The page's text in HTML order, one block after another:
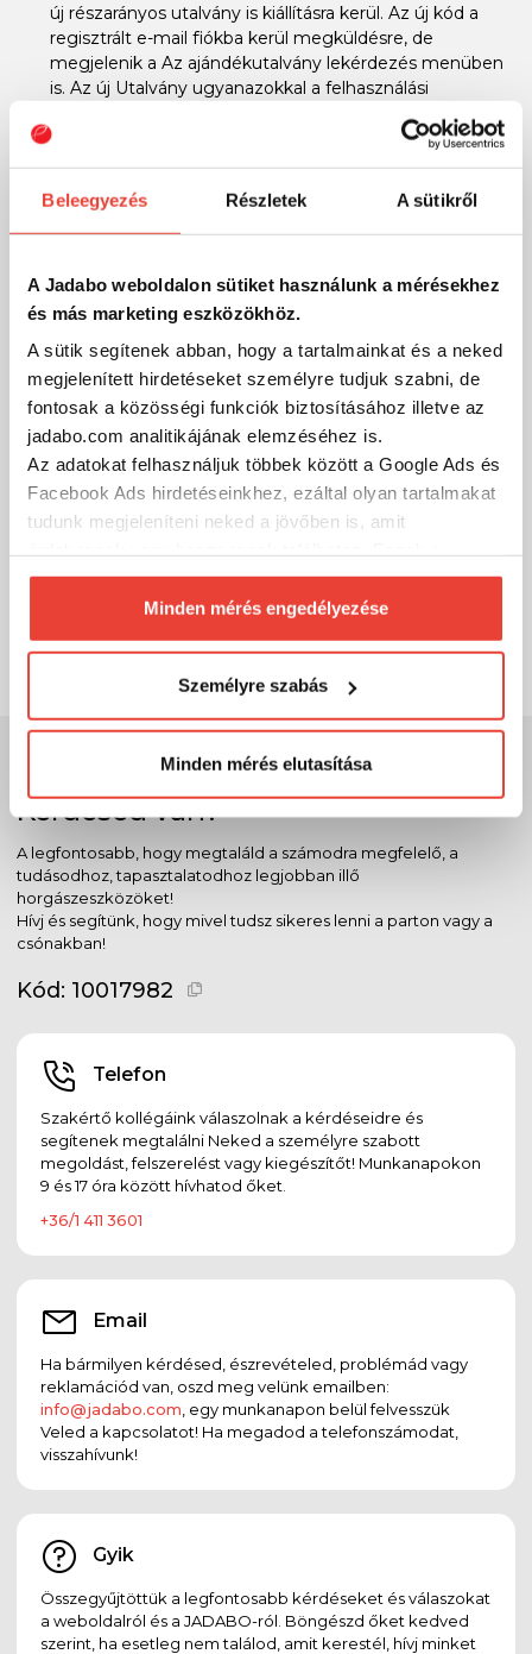
Beleegyezés Részletek A sütikről
A Jadabo weboldalon sütiket használunk a mérésekhez
és más marketing eszközökhöz.
A sütik segítenek abban, hogy a tartalmainkat és a neked
megjelenített hirdetéseket személyre tudjuk szabni, de
fontosak a közösségi funkciók biztosításához illetve az
jadabo.com analitikájának elemzéséhez is.
Az adatokat felhasználjuk többek között a Google Ads és
Facebook Ads hirdetéseinkhez, ezáltal olyan tartalmakat
tudunk megjeleníteni neked a jövőben is, amit
biztosításához arra kérünk, hogy engedd meg
számunkra minden mérés használatát.
Természetesensoha semmilyen formában nem fogunk
megváltoztathatod a döntésed ezzel kapcsolatban.
Előre is köszönjük!
Minden mérés engedélyezése
Személyre szabás
Minden mérés elutasítása
új részarányos utalvány is kiállításra kerül. Az új kód a
regisztrált e-mail fiókba kerül megküldésre, de
megjelenik a Az ajándékutalvány lekérdezés menüben
is. Az új Utalvány ugyanazokkal a felhasználási
Amennyiben a fenti esetek valamelyike mentén
Utalvány, kérjük, szíveskedjen ügyfélszolgálatunkat
keresni.
Amennyiben az Utalvány érvényességi idejének lejárta
kuponkód felhasználásával megvásárolt termék, úgy a
fennmaradó érvényességi időre a rendszer új
kuponkódot képez és az e-mail útján megküldésre
kerül a vásárlónak.
Ajadabo.comweboldalon megvásárolható Utalvány
használható fel.
A rendelkezésre álló Utalványok és érvényességük a
Szakértő szolgálat
Kérdésed van?
A legfontosabb, hogy megtaláld a számodra megfelelő, a
tudásodhoz, tapasztalatodhoz legjobban illő
horgászeszközöket!
Hívj és segítünk, hogy mivel tudsz sikeres lenni a parton vagy a
csónakban!
Kód: 10017982
Telefon
Szakértő kollégáink válaszolnak a kérdéseidre és
segítenek megtalálni Neked a személyre szabott
megoldást, felszerelést vagy kiegészítőt! Munkanapokon
9 és 17 óra között hívhatod őket.
+36/1 411 3601
Email
Ha bármilyen kérdésed, észrevételed, problémád vagy
reklamációd van, oszd meg velünk emailben:
info@jadabo.com , egy munkanapon belül felvesszük
Veled a kapcsolatot! Ha megadod a telefonszámodat,
visszahívunk!
Gyik
Összegyűjtöttük a legfontosabb kérdéseket és válaszokat
a weboldalról és a JADABO-ról. Böngészd őket kedved
szerint, ha esetleg nem találod, amit kerestél, hívj minket